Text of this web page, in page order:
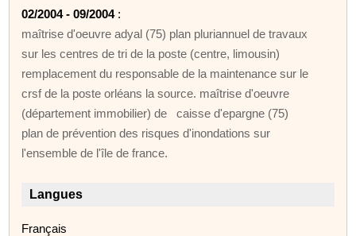
02/2004 - 09/2004:
maîtrise d'oeuvre adyal (75) plan pluriannuel de travaux
sur les centres de tri de la poste (centre, limousin)
remplacement du responsable de la maintenance sur le
crsf de la poste orléans la source. maîtrise d'oeuvre
(département immobilier) de caisse d'epargne (75)
plan de prévention des risques d'inondations sur
l'ensemble de l'île de france.
Langues
Français